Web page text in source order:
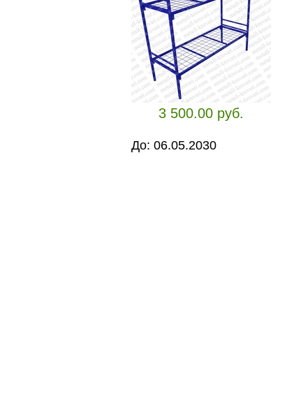
3 500.00 руб.
До: 06.05.2030